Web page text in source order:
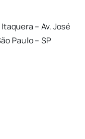
– Av. José
Paulo – SP